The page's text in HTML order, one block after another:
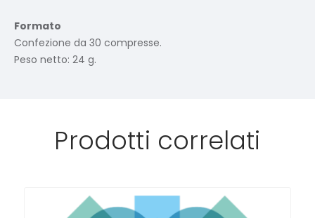
Formato
Confezione da 30 compresse.
Peso netto: 24 g.
Prodotti correlati